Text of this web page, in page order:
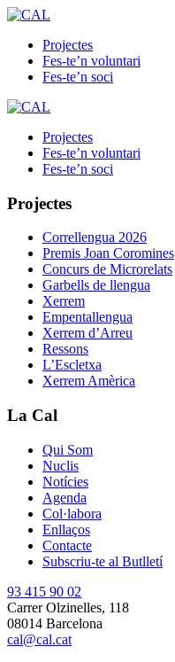
Projectes
Fes-te’n voluntari
Fes-te’n soci
Projectes
Fes-te’n voluntari
Fes-te’n soci
Projectes
Correllengua 2026
Premis Joan Coromines
Concurs de Microrelats
Garbells de llengua
Xerrem
Empentallengua
Xerrem d’Arreu
Ressons
L’Escletxa
Xerrem Amèrica
La Cal
Qui Som
Nuclis
Notícies
Agenda
Col·labora
Enllaços
Contacte
Subscriu-te al Butlletí
93 415 90 02
Carrer Olzinelles, 118
08014 Barcelona
cal@cal.cat